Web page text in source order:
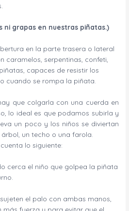
ni grapas en nuestras piñatas.)
en la parte trasera o lateral
caramelos, serpentinas, confeti,
capaces de resistir los
cuando se rompa la piñata.
que colgarla con una cuerda en
lo ideal es que podamos subirla y
un poco y los niños se diviertan
un techo o una farola.
lo siguiente:
cerca el niño que golpea la piñata
el palo con ambas manos,
fuerza y para evitar que el